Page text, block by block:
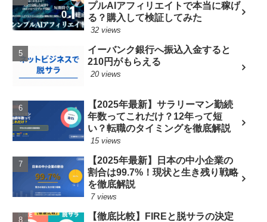
プルAIアフィリエイトで本当に稼げ
る？購入して検証してみた
32 views
イーバンク銀行へ振込入金すると
210円がもらえる
20 views
【2025年最新】サラリーマン勤続
年数ってこれだけ？12年って短
い？転職のタイミングを徹底解説
15 views
【2025年最新】日本の中小企業の
割合は99.7%！現状と生き残り戦略
を徹底解説
7 views
【徹底比較】FIREと脱サラの決定